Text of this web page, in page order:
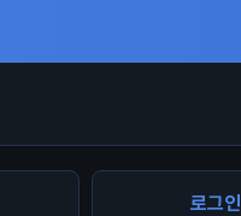
로그인